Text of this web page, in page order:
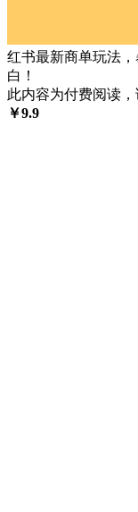
红书最新商单玩法
白！
此内容为付费阅读
￥9.9